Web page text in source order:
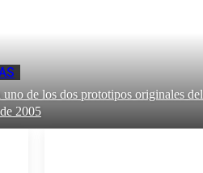
uno de los dos prototipos originales del
2005